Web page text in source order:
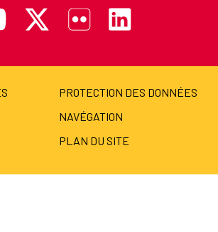
PROTECTION DES DONNÉES
NAVÉGATION
PLAN DU SITE